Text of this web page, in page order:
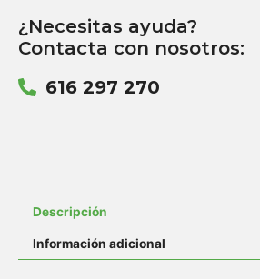
¿Necesitas ayuda?
Contacta con nosotros:
616 297 270
Descripción
Información adicional